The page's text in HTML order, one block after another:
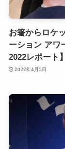
お箸からロケ
ーション アワ
2022レポート】
2022年4月5日